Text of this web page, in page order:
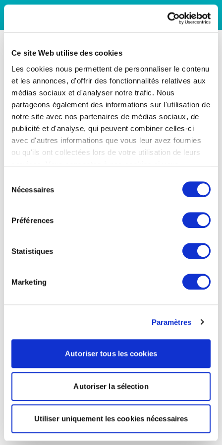
Ce site Web utilise des cookies
Les cookies nous permettent de personnaliser le contenu
et les annonces, d'offrir des fonctionnalités relatives aux
médias sociaux et d'analyser notre trafic. Nous
partageons également des informations sur l'utilisation de
notre site avec nos partenaires de médias sociaux, de
publicité et d'analyse, qui peuvent combiner celles-ci
avec d'autres informations que vous leur avez fournies
ou qu'ils ont collectées lors de votre utilisation de leurs
Nécessaires
Préférences
Statistiques
Marketing
Paramètres
Autoriser tous les cookies
Autoriser la sélection
Utiliser uniquement les cookies nécessaires